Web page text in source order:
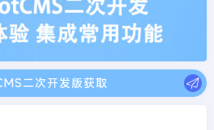
二次开发版获取